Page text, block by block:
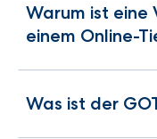
Warum ist eine
einem Online-
Was ist der